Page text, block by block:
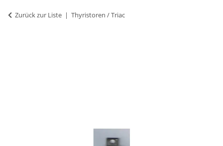
Zurück zur Liste Thyristoren / Triac